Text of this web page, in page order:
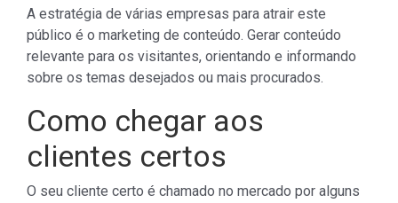
A estratégia de várias empresas para atrair este
público é o marketing de conteúdo. Gerar conteúdo
relevante para os visitantes, orientando e informando
sobre os temas desejados ou mais procurados.
Como chegar aos
clientes certos
O seu cliente certo é chamado no mercado por alguns